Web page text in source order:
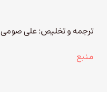
ترجمه و تخلیص: علی صومی
منبع